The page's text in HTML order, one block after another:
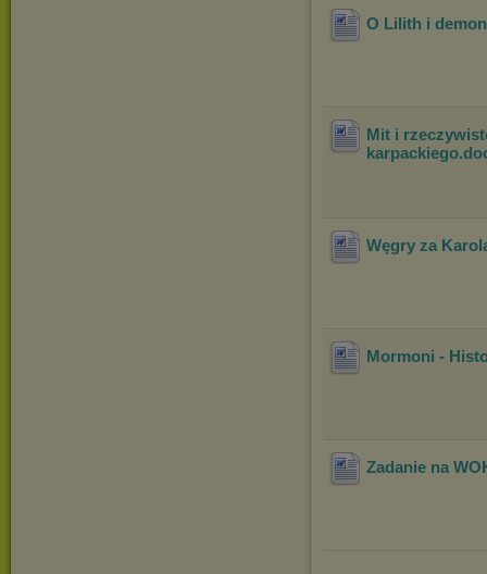
O Lilith i
Mit i
karpackiego
Węgry za
Mormoni -
Zadanie na